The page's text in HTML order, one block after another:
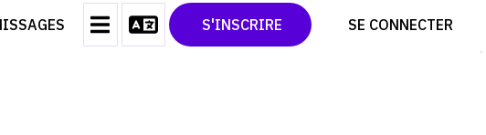
S'INSCRIRE SE CONNECTER
CONTACT
CGU
TWITTER
PINTEREST